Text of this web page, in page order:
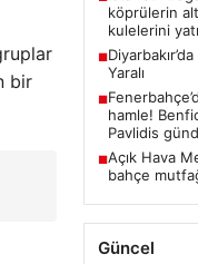
bir
köprülerin
kulelerini
■
Yaralı
■
hamle!
Pavlidis
■Açık Hava
bahçe
Güncel